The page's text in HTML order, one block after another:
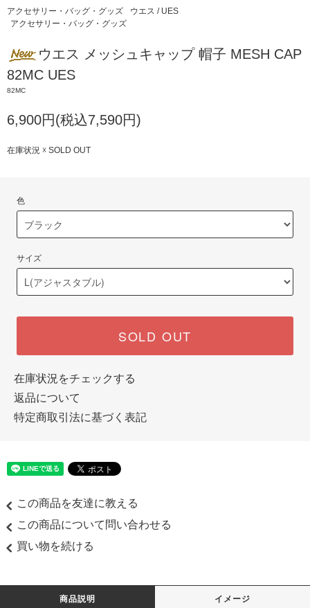
アクセサリー・バッグ・グッズ
ウエス / UES
アクセサリー・バッグ・グッズ
ウエス メッシュキャップ 帽子 MESH CAP
82MC UES
82MC
6,900円(税込7,590円)
在庫状況 ☓ SOLD OUT
色
サイズ
SOLD OUT
在庫状況をチェックする
返品について
特定商取引法に基づく表記
この商品を友達に教える
この商品について問い合わせる
買い物を続ける
商品説明 イメージ